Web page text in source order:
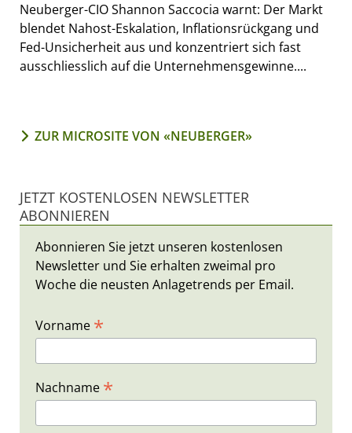
Neuberger-CIO Shannon Saccocia warnt: Der Markt
blendet Nahost-Eskalation, Inflationsrückgang und
Fed-Unsicherheit aus und konzentriert sich fast
ausschliesslich auf die Unternehmensgewinne....
ZUR MICROSITE VON «NEUBERGER»
JETZT KOSTENLOSEN NEWSLETTER
ABONNIEREN
Abonnieren Sie jetzt unseren kostenlosen
Newsletter und Sie erhalten zweimal pro
Woche die neusten Anlagetrends per Email.
Vorname *
Nachname *